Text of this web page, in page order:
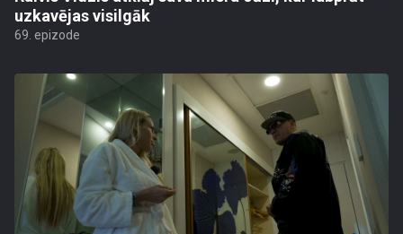
uzkavējas visilgāk
69. epizode